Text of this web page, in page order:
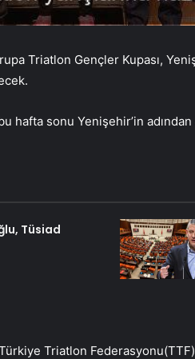
Triatlon Gençler Kupası,
hafta sonu Yenişehir’in
Tüsiad
Triatlon